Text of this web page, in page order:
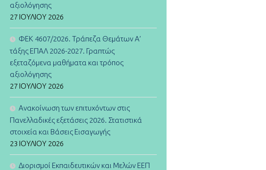
αξιολόγησης
27 ΙΟΥΛΊΟΥ 2026
ΦΕΚ 4607/2026. Τράπεζα Θεμάτων Α’
τάξης ΕΠΑΛ 2026-2027. Γραπτώς
εξεταζόμενα μαθήματα και τρόπος
αξιολόγησης
27 ΙΟΥΛΊΟΥ 2026
Ανακοίνωση των επιτυχόντων στις
Πανελλαδικές εξετάσεις 2026. Στατιστικά
στοιχεία και Βάσεις Εισαγωγής
23 ΙΟΥΛΊΟΥ 2026
Διορισμοί Εκπαιδευτικών και Μελών ΕΕΠ